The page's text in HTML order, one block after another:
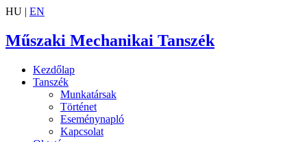
HU | EN
Műszaki Mechanikai Tanszék
Kezdőlap
Tanszék
Munkatársak
Történet
Eseménynapló
Kapcsolat